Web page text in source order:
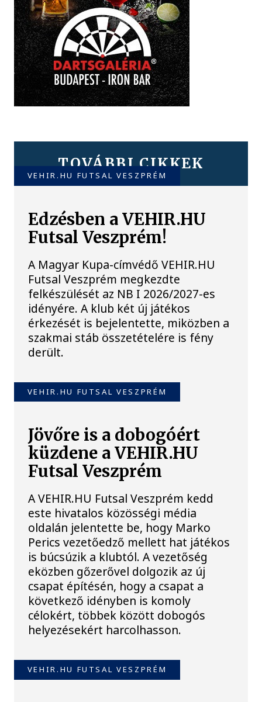
TOVÁBBI CIKKEK
VEHIR.HU FUTSAL VESZPRÉM
Edzésben a VEHIR.HU
Futsal Veszprém!
A Magyar Kupa-címvédő VEHIR.HU
Futsal Veszprém megkezdte
felkészülését az NB I 2026/2027-es
idényére. A klub két új játékos
érkezését is bejelentette, miközben a
szakmai stáb összetételére is fény
derült.
VEHIR.HU FUTSAL VESZPRÉM
Jövőre is a dobogóért
küzdene a VEHIR.HU
Futsal Veszprém
A VEHIR.HU Futsal Veszprém kedd
este hivatalos közösségi média
oldalán jelentette be, hogy Marko
Perics vezetőedző mellett hat játékos
is búcsúzik a klubtól. A vezetőség
eközben gőzerővel dolgozik az új
csapat építésén, hogy a csapat a
következő idényben is komoly
célokért, többek között dobogós
helyezésekért harcolhasson.
VEHIR.HU FUTSAL VESZPRÉM